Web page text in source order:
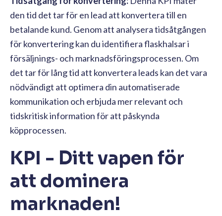
den tid det tar för en lead att konvertera till en
betalande kund. Genom att analysera tidsåtgången
för konvertering kan du identifiera flaskhalsar i
försäljnings- och marknadsföringsprocessen. Om
det tar för lång tid att konvertera leads kan det vara
nödvändigt att optimera din automatiserade
kommunikation och erbjuda mer relevant och
tidskritisk information för att påskynda
köpprocessen.
KPI - Ditt vapen för
att dominera
marknaden!